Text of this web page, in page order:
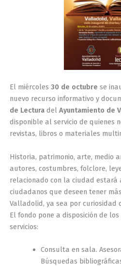
El miércoles 30 de octubre se
nuevo recurso informativo y
de Lectura del Ayuntamiento de
disponible al servicio de quienes
revistas, libros o materiales
Historia, patrimonio, arte, medio
autores, costumbres, folclore,
relacionado con la ciudad estará
ciudadanos que deseen tener
Valladolid, ya sea por curiosidad
El fondo pone a disposición de
servicios:
Consulta en sala.
Búsquedas